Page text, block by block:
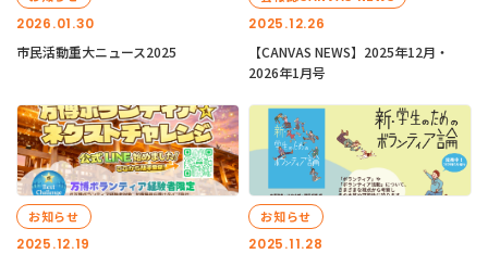
2026.01.30
市民活動重大ニュース2025
2025.12.26
【CANVAS NEWS】2025年12月・
2026年1月号
2025.12.19
お知らせ
2025.11.28
お知らせ